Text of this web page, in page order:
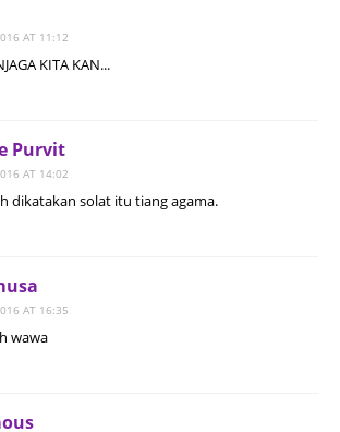
AT 11:12
KITA KAN...
Purvit
AT 14:02
dikatakan solat itu tiang agama.
AT 16:35
wawa